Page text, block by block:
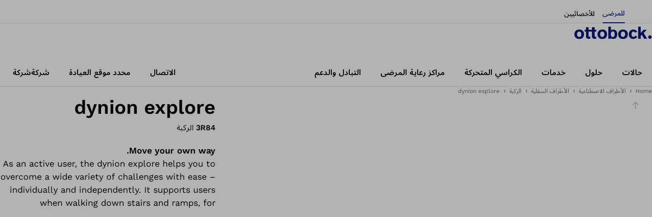
للمرضى للأخصائيين
حالات حلول خدمات الكراسي المتحركة مراكز رعاية المرضى التبادل والدعم الاتصال محدد موقع العيادة شركةشركة
Home الأطراف الاصطناعية الأطراف السفلية الركبة dynion explore شريط التمرير
dynion explore
3R84 الركبة
Move your own way.
As an active user, the dynion explore helps you to
overcome a wide variety of challenges with ease –
individually and independently. It supports users
when walking down stairs and ramps, for